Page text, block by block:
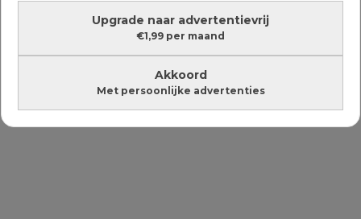
Upgrade naar advertentievrij
€1,99 per maand
Akkoord
Met persoonlijke advertenties
Lees verder onder de advertentie